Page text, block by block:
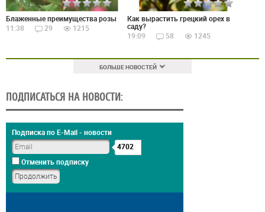
Блаженные преимущества розы
11:38
29 1215
Как вырастить грецкий орех в
саду?
19:09
58 1245
БОЛЬШЕ НОВОСТЕЙ
ПОДПИСАТЬСЯ НА НОВОСТИ:
Подписка по E-Mail - новости
4702
Отменить подписку